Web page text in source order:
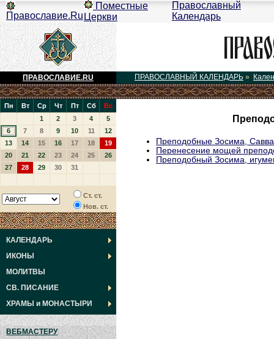
Православие.Ru
Поместные
Церкви
Православный
Календарь
ПРАВОСЛАВИЕ.RU ПРАВОСЛАВНЫЙ КАЛЕНДАРЬ »
Пн Вт Ср Чт Пт Сб
Вс
1
2 3 4
5
6
7 8 9 10 11
12
13
14 15 16 17 18
19
20
21 22 23 24 25
26
27
28 29 30 31
Ст. ст.
Нов. ст.
КАЛЕНДАРЬ
ИКОНЫ
МОЛИТВЫ
СВ. ПИСАНИЕ
ХРАМЫ и МОНАСТЫРИ
ВЕБМАСТЕРУ
Преподобные Зосима,
Перенесение мощей
Преподобный Зосима,